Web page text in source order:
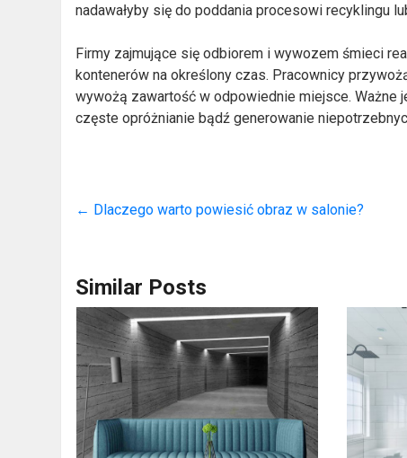
nadawałyby się do poddania procesowi recyklingu
Firmy zajmujące się odbiorem i wywozem śmieci
kontenerów na określony czas. Pracownicy
wywożą zawartość w odpowiednie miejsce. Ważne
częste opróżnianie bądź generowanie
← Dlaczego warto powiesić obraz w salonie?
Similar Posts